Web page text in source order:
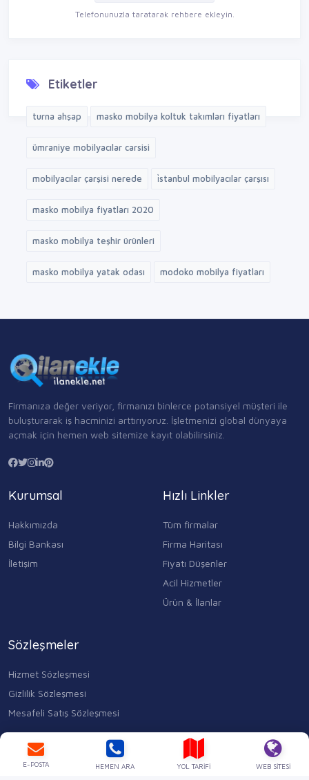
Telefonunuzla taratarak rehbere ekleyin.
Etiketler
turna ahşap masko mobilya koltuk takımları fiyatları
ümraniye mobilyacılar carsisi
mobilyacılar çarşisi nerede i̇stanbul mobilyacılar çarşısı
masko mobilya fiyatları 2020
masko mobilya teşhir ürünleri
masko mobilya yatak odası modoko mobilya fiyatları
Firmanıza değer veriyor, firmanızı binlerce potansiyel müşteri ile
buluşturarak iş hacminizi arttırıyoruz. İşletmenizi global dünyaya
açmak için hemen web sitemize kayıt olabilirsiniz.
Kurumsal
Hakkımızda
Bilgi Bankası
İletişim
Hızlı Linkler
Tüm firmalar
Firma Haritası
Fiyatı Düşenler
Acil Hizmetler
Ürün & İlanlar
Sözleşmeler
Hizmet Sözleşmesi
Gizlilik Sözleşmesi
Mesafeli Satış Sözleşmesi
Kocasinan Merkez, Mahmutbey Cd. No:353 D:1, 34400 Bahçelievler/
İstanbul
0543 315 17 84
E-POSTA HEMEN ARA YOL TARIFI WEB SITESI